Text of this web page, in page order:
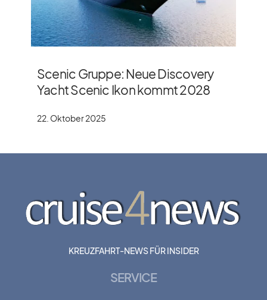
Scenic Gruppe: Neue Discovery
Yacht Scenic Ikon kommt 2028
22. Oktober 2025
KREUZFAHRT-NEWS FÜR INSIDER
SERVICE